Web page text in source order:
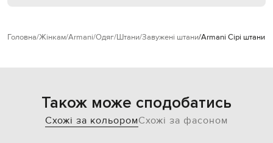
Головна Жінкам Armani Одяг Штани Завужені штани Armani Сірі штани
Також може сподобатись
Схожі за кольоромСхожі за фасоном